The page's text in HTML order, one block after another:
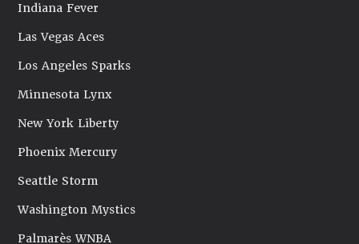
Indiana Fever
Las Vegas Aces
Los Angeles Sparks
Minnesota Lynx
New York Liberty
Phoenix Mercury
Seattle Storm
Washington Mystics
Palmarès WNBA